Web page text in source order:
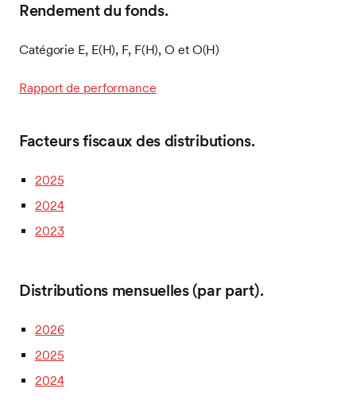
Rendement du fonds.
Catégorie E, E(H), F, F(H), O et O(H)
Rapport de performance
Facteurs fiscaux des distributions.
2025
2024
2023
Distributions mensuelles (par part).
2026
2025
2024